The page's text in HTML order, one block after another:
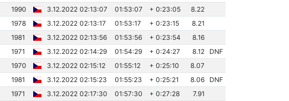
1990 3.12.2022 02:13:07 01:53:07 + 0:23:05
8.22
1978 3.12.2022 02:13:17 01:53:17 + 0:23:15
8.21
1981 3.12.2022 02:13:56 01:53:56 + 0:23:54
8.16
1971 3.12.2022 02:14:29 01:54:29 + 0:24:27 8.12
DNF
1970 3.12.2022 02:15:12 01:55:12 + 0:25:10
8.07
1981 3.12.2022 02:15:23 01:55:23 + 0:25:21 8.06
DNF
1971 3.12.2022 02:17:30 01:57:30 + 0:27:28
7.91